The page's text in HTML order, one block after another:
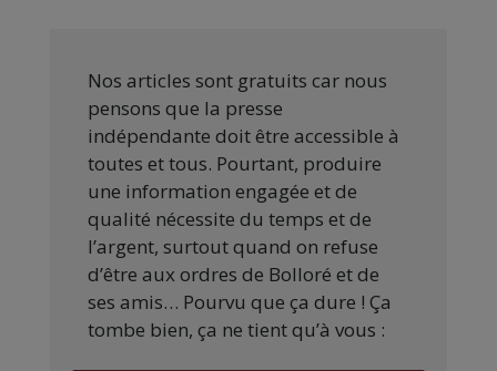
Nos articles sont gratuits car nous
pensons que la presse
indépendante doit être accessible à
toutes et tous. Pourtant, produire
une information engagée et de
qualité nécessite du temps et de
l’argent, surtout quand on refuse
d’être aux ordres de Bolloré et de
ses amis… Pourvu que ça dure ! Ça
tombe bien, ça ne tient qu’à vous :